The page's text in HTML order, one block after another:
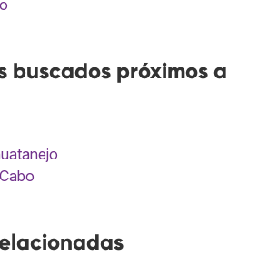
buscados próximos a